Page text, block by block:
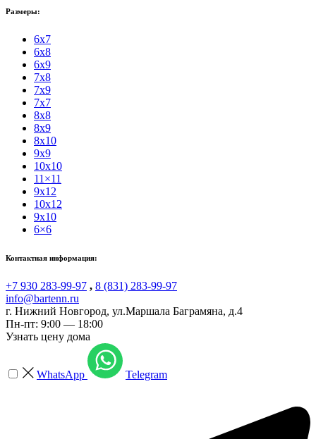
Размеры:
6x7
6x8
6x9
7x8
7x9
7x7
8x8
8x9
8x10
9x9
10x10
11×11
9x12
10x12
9x10
6×6
Контактная информация:
+7 930 283-99-97 , 8 (831) 283-99-97
info@bartenn.ru
г. Нижний Новгород, ул.Маршала Баграмяна, д.4
Пн-пт: 9:00 — 18:00
Узнать цену дома
WhatsApp Telegram